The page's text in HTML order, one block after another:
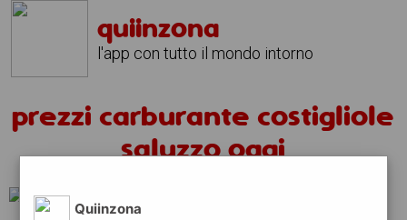
quiinzona
l'app con tutto il mondo intorno
prezzi carburante costigliole
saluzzo oggi
Quiinzona